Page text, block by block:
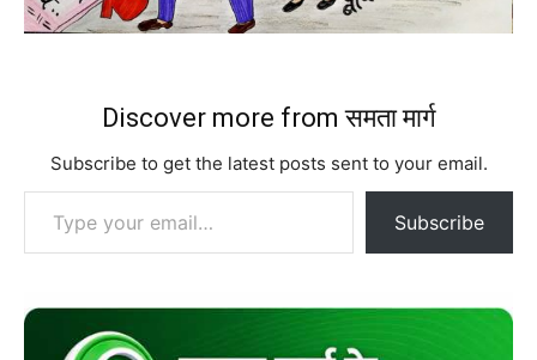
Discover more from समता मार्ग
Subscribe to get the latest posts sent to your email.
Type your email…
Subscribe